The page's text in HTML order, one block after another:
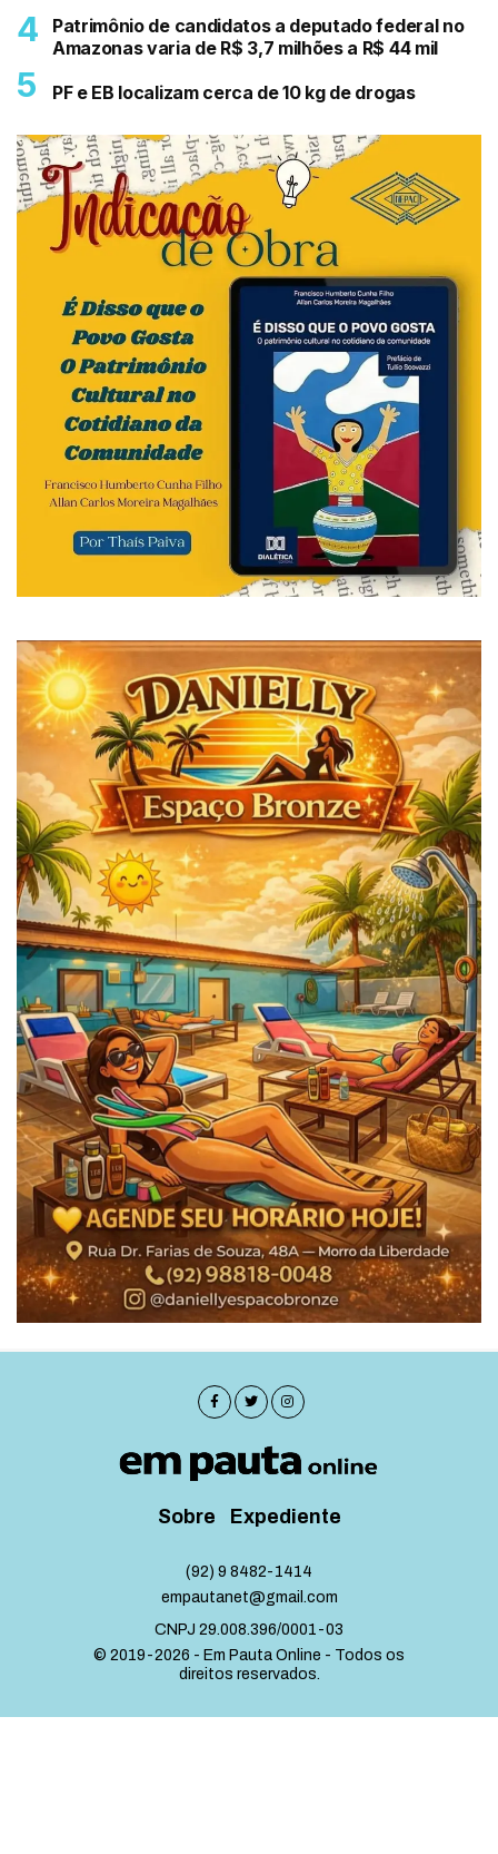
Patrimônio de candidatos a deputado federal no
Amazonas varia de R$ 3,7 milhões a R$ 44 mil
PF e EB localizam cerca de 10 kg de drogas
Sobre Expediente
(92) 9 8482-1414
empautanet@gmail.com
CNPJ 29.008.396/0001-03
© 2019-2026 - Em Pauta Online - Todos os
direitos reservados.